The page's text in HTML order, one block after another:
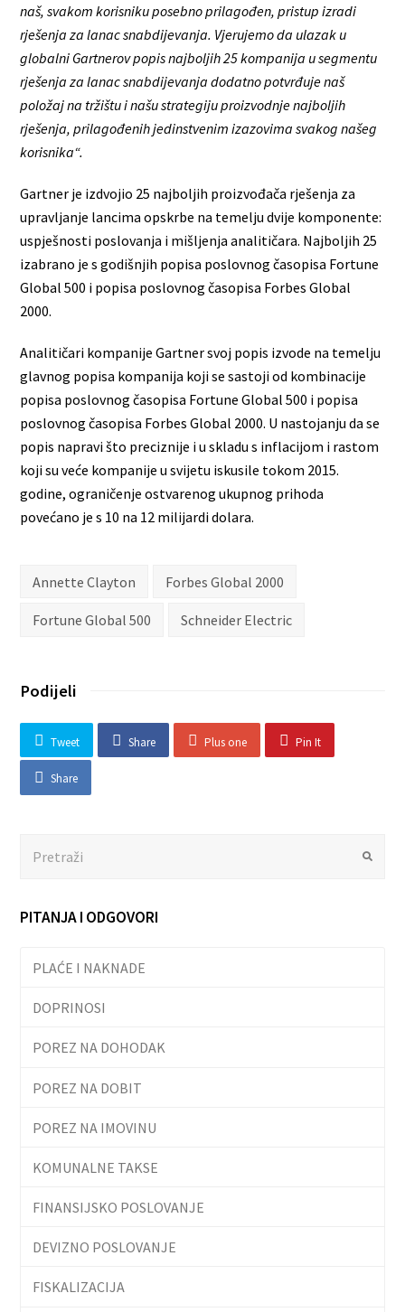
naš, svakom korisniku posebno prilagođen, pristup izradi
rješenja za lanac snabdijevanja. Vjerujemo da ulazak u
globalni Gartnerov popis najboljih 25 kompanija u segmentu
rješenja za lanac snabdijevanja dodatno potvrđuje naš
položaj na tržištu i našu strategiju proizvodnje najboljih
rješenja, prilagođenih jedinstvenim izazovima svakog našeg
korisnika“.
Gartner je izdvojio 25 najboljih proizvođača rješenja za
upravljanje lancima opskrbe na temelju dvije komponente:
uspješnosti poslovanja i mišljenja analitičara. Najboljih 25
izabrano je s godišnjih popisa poslovnog časopisa Fortune
Global 500 i popisa poslovnog časopisa Forbes Global
2000.
Analitičari kompanije Gartner svoj popis izvode na temelju
glavnog popisa kompanija koji se sastoji od kombinacije
popisa poslovnog časopisa Fortune Global 500 i popisa
poslovnog časopisa Forbes Global 2000. U nastojanju da se
popis napravi što preciznije i u skladu s inflacijom i rastom
koji su veće kompanije u svijetu iskusile tokom 2015.
godine, ograničenje ostvarenog ukupnog prihoda
povećano je s 10 na 12 milijardi dolara.
Annette Clayton Forbes Global 2000
Fortune Global 500 Schneider Electric
Podijeli
Tweet Share Plus one Pin It
Share
PITANJA I ODGOVORI
PLAĆE I NAKNADE
DOPRINOSI
POREZ NA DOHODAK
POREZ NA DOBIT
POREZ NA IMOVINU
KOMUNALNE TAKSE
FINANSIJSKO POSLOVANJE
DEVIZNO POSLOVANJE
FISKALIZACIJA